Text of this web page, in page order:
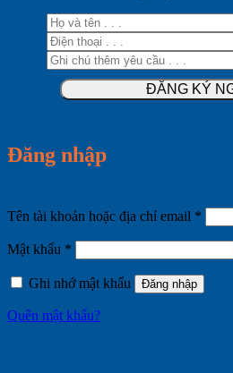
Đăng nhập
Tên tài khoản hoặc địa chỉ email *
buộc
Mật khẩu *
buộc
Ghi nhớ mật khẩu
Đăng nhập
Quên mật khẩu?